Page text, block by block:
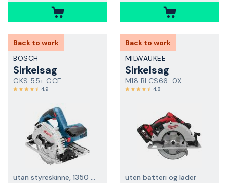
Back to work
BOSCH
Sirkelsag
GKS 55+ GCE
4,9
utan styreskinne, 1350 W
Back to work
MILWAUKEE
Sirkelsag
M18 BLCS66-0X
4,8
uten batteri og lader